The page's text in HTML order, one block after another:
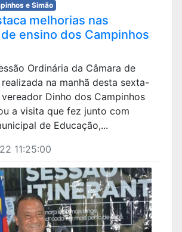
e Simão
melhorias nas
ensino dos Campinhos
Ordinária da Câmara de
na manhã desta sexta-
Dinho dos Campinhos
a visita que fez junto com
de Educação,...
11:25:00